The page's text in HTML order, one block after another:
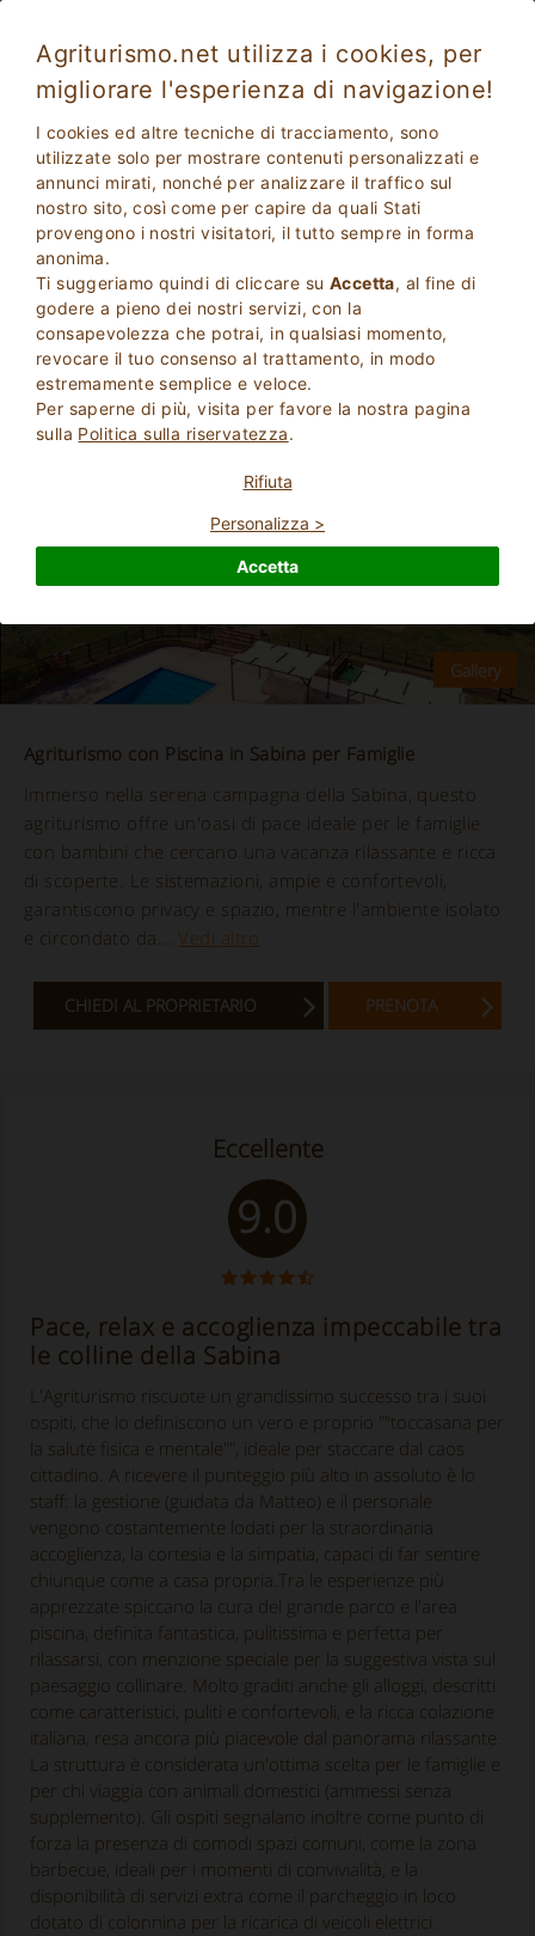
Agriturismo.net utilizza i cookies, per
migliorare l'esperienza di navigazione!
I cookies ed altre tecniche di tracciamento, sono
utilizzate solo per mostrare contenuti personalizzati e
annunci mirati, nonché per analizzare il traffico sul
nostro sito, così come per capire da quali Stati
provengono i nostri visitatori, il tutto sempre in forma
anonima.
Ti suggeriamo quindi di cliccare su Accetta, al fine di
godere a pieno dei nostri servizi, con la
consapevolezza che potrai, in qualsiasi momento,
revocare il tuo consenso al trattamento, in modo
estremamente semplice e veloce.
Per saperne di più, visita per favore la nostra pagina
sulla Politica sulla riservatezza.
Rifiuta
Personalizza >
Accetta
Tarano 2604
Agriturismo
Rieti, Tarano(Mappa) 41Posti Letto
CHIEDI AL PROPRIETARIO PRENOTA
Eccellente
Maggiori Informazioni
Agriturismo con Piscina in Sabina per Famiglie
Immerso nella serena campagna della Sabina, questo
agriturismo offre un'oasi di pace ideale per le famiglie
con bambini che cercano una vacanza rilassante e ricca
di scoperte. Le sistemazioni, ampie e confortevoli,
garantiscono privacy e spazio, mentre l'ambiente isolato
e circondato da... Vedi altro
CHIEDI AL PROPRIETARIO PRENOTA
Eccellente
9.0
Pace, relax e accoglienza impeccabile tra
le colline della Sabina
L'Agriturismo riscuote un grandissimo successo tra i suoi
ospiti, che lo definiscono un vero e proprio ""toccasana per
la salute fisica e mentale"", ideale per staccare dal caos
cittadino. A ricevere il punteggio più alto in assoluto è lo
staff: la gestione (guidata da Matteo) e il personale
vengono costantemente lodati per la straordinaria
accoglienza, la cortesia e la simpatia, capaci di far sentire
chiunque come a casa propria.Tra le esperienze più
apprezzate spiccano la cura del grande parco e l'area
piscina, definita fantastica, pulitissima e perfetta per
rilassarsi, con menzione speciale per la suggestiva vista sul
paesaggio collinare. Molto graditi anche gli alloggi, descritti
come caratteristici, puliti e confortevoli, e la ricca colazione
italiana, resa ancora più piacevole dal panorama rilassante.
La struttura è considerata un'ottima scelta per le famiglie e
per chi viaggia con animali domestici (ammessi senza
supplemento). Gli ospiti segnalano inoltre come punto di
forza la presenza di comodi spazi comuni, come la zona
barbecue, ideali per i momenti di convivialità, e la
disponibilità di servizi extra come il parcheggio in loco
dotato di colonnina per la ricarica di veicoli elettrici.